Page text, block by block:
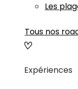
Les
Tous nos
Expériences